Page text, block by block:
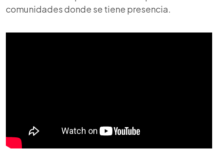
comunidades donde se tiene presencia.